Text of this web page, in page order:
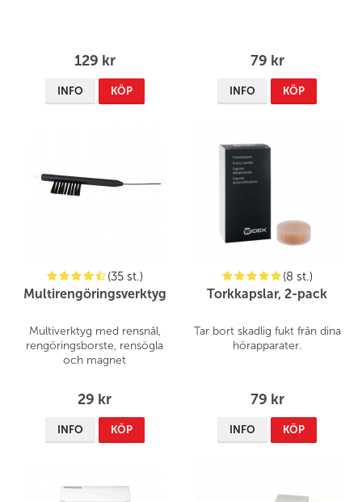
129 kr
INFO KÖP
79 kr
INFO KÖP
(35 st.)
Multirengöringsverktyg
Multiverktyg med rensnål,
rengöringsborste, rensögla
och magnet
29 kr
INFO KÖP
(8 st.)
Torkkapslar, 2-pack
Tar bort skadlig fukt från dina
hörapparater.
79 kr
INFO KÖP